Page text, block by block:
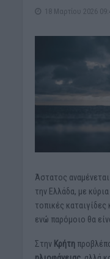
18 Μαρτίου 2026
Άστατος
την Ελλάδα, με
τοπικές
ενώ παρόμοιο θα
Στην Κρήτη